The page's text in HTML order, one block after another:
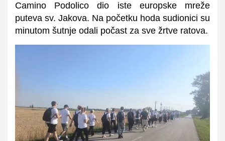
Camino Podolico dio iste europske mreže
puteva sv. Jakova. Na početku hoda sudionici su
minutom šutnje odali počast za sve žrtve ratova.